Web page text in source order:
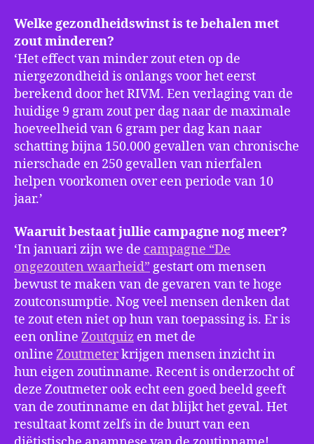
Welke gezondheidswinst is te behalen met
zout minderen?
‘Het effect van minder zout eten op de
niergezondheid is onlangs voor het eerst
berekend door het RIVM. Een verlaging van de
huidige 9 gram zout per dag naar de maximale
hoeveelheid van 6 gram per dag kan naar
schatting bijna 150.000 gevallen van chronische
nierschade en 250 gevallen van nierfalen
helpen voorkomen over een periode van 10
jaar.’
Waaruit bestaat jullie campagne nog meer?
‘In januari zijn we de campagne “De
ongezouten waarheid” gestart om mensen
bewust te maken van de gevaren van te hoge
zoutconsumptie. Nog veel mensen denken dat
te zout eten niet op hun van toepassing is. Er is
een online Zoutquiz en met de
online Zoutmeterkrijgen mensen inzicht in
hun eigen zoutinname. Recent is onderzocht of
deze Zoutmeter ook echt een goed beeld geeft
van de zoutinname en dat blijkt het geval. Het
resultaat komt zelfs in de buurt van een